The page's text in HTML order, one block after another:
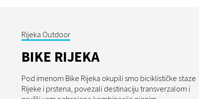
Rijeka Outdoor
BIKE RIJEKA
Pod imenom Bike Rijeka okupili smo biciklističke staze
Rijeke i prstena, povezali destinaciju transverzalom i